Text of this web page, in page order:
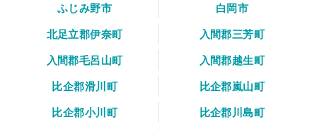
ふじみ野市
白岡市
北足立郡伊奈町
入間郡三芳町
入間郡毛呂山町
入間郡越生町
比企郡滑川町
比企郡嵐山町
比企郡小川町
比企郡川島町